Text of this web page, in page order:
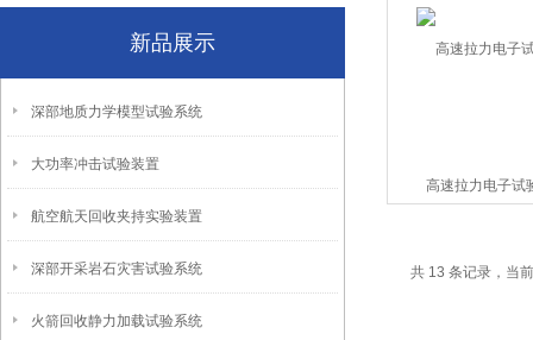
新品展示
深部地质力学模型试验系统
大功率冲击试验装置
航空航天回收夹持实验装置
深部开采岩石灾害试验系统
火箭回收静力加载试验系统
高速拉力电子试
共 13 条记录，当